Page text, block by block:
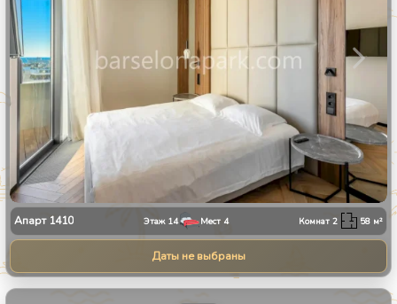
Апарт 1410 Этаж 14 Мест 4 Комнат2 58 м²
Даты не выбраны